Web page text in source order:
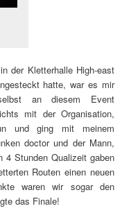
der Kletterhalle High-east
hatte, war es mir
an diesem Event
mit der Organisation,
und ging mit meinem
doctor und der Mann,
4 Stunden Qualizeit gaben
Routen einen neuen
waren wir sogar den
das Finale!